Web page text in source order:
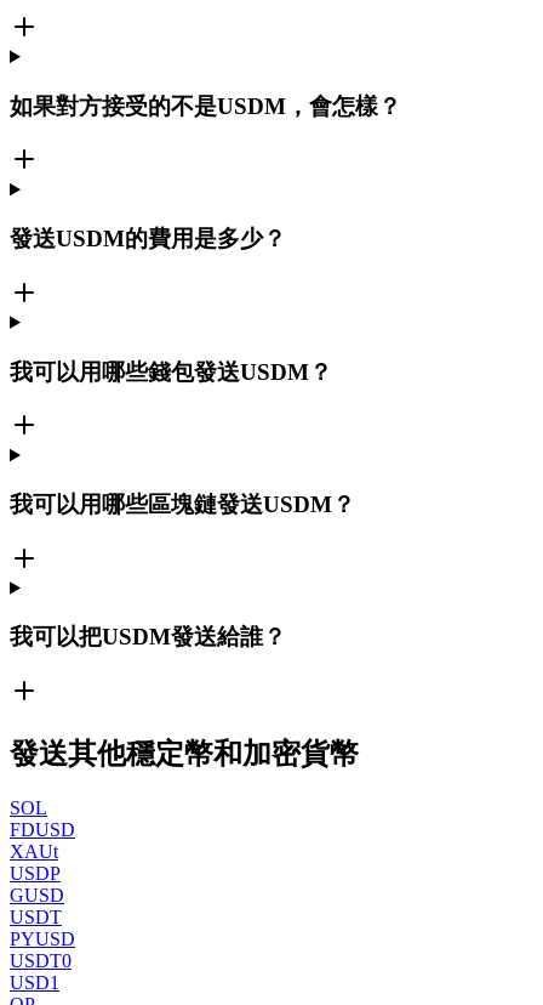
如果對方接受的不是USDM，會怎樣？
發送USDM的費用是多少？
我可以用哪些錢包發送USDM？
我可以用哪些區塊鏈發送USDM？
我可以把USDM發送給誰？
發送其他穩定幣和加密貨幣
SOL
FDUSD
XAUt
USDP
GUSD
USDT
PYUSD
USDT0
USD1